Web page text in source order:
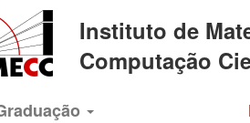
Instituto de
Computação